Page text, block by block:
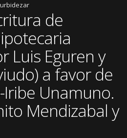
de
Luis Eguren y
a favor de
Iribe Unamuno.
Mendizabal y